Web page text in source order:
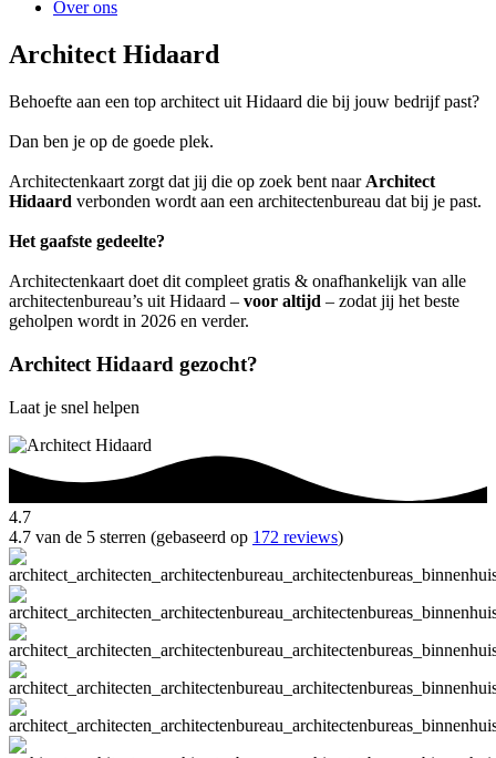
Over ons
Architect Hidaard
Behoefte aan een top architect uit Hidaard die bij jouw bedrijf past?
Dan ben je op de goede plek.
Architectenkaart zorgt dat jij die op zoek bent naar Architect
Hidaard verbonden wordt aan een architectenbureau dat bij je past.
Het gaafste gedeelte?
Architectenkaart doet dit compleet gratis & onafhankelijk van alle
architectenbureau’s uit Hidaard – voor altijd – zodat jij het beste
geholpen wordt in 2026 en verder.
Architect Hidaard gezocht?
Laat je snel helpen
4.7
4.7 van de 5 sterren (gebaseerd op 172 reviews)